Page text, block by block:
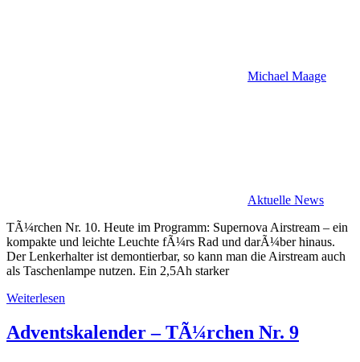
Michael Maage
Aktuelle News
TÃ¼rchen Nr. 10. Heute im Programm: Supernova Airstream – ein
kompakte und leichte Leuchte fÃ¼rs Rad und darÃ¼ber hinaus.
Der Lenkerhalter ist demontierbar, so kann man die Airstream auch
als Taschenlampe nutzen. Ein 2,5Ah starker
Weiterlesen
Adventskalender – TÃ¼rchen Nr. 9